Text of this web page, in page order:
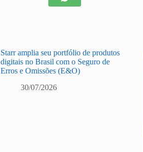
Starr amplia seu portfólio de produtos
digitais no Brasil com o Seguro de
Erros e Omissões (E&O)
30/07/2026